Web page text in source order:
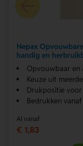
Nepax
handig en
Opvouwbaar en
Keuze uit
Drukpositie
Bedrukken
Al vanaf
€ 1,83